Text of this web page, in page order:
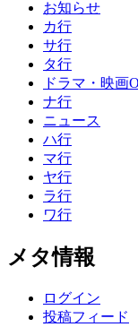
お知らせ
カ行
サ行
タ行
ドラマ・映画
ナ行
ニュース
ハ行
マ行
ヤ行
ラ行
ワ行
メタ情報
ログイン
投稿フィード